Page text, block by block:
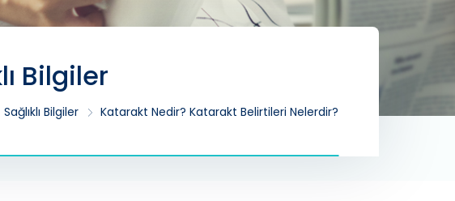
Bilgiler
Sağlıklı Bilgiler Katarakt Nedir? Katarakt Belirtileri Nelerdir?